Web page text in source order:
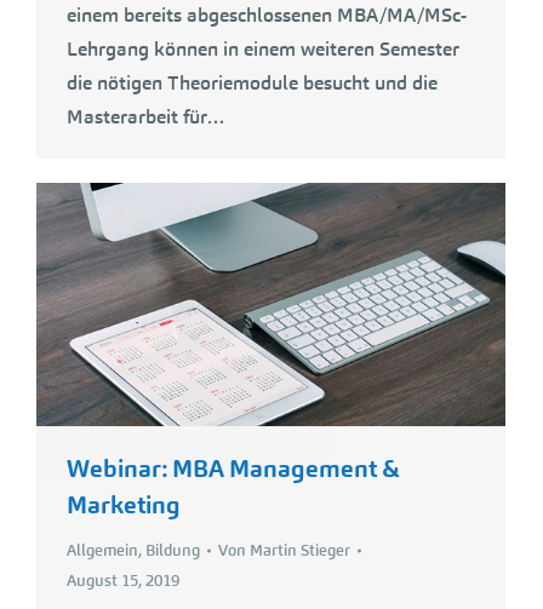
einem bereits abgeschlossenen MBA/MA/MSc-
Lehrgang können in einem weiteren Semester
die nötigen Theoriemodule besucht und die
Masterarbeit für…
Webinar: MBA Management &
Marketing
Allgemein, Bildung Von Martin Stieger
August 15, 2019